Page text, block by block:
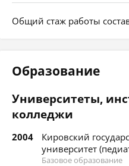
Общий стаж работы
Образование
Университеты,
колледжи
2004
Кировский
университет
Базовое образование